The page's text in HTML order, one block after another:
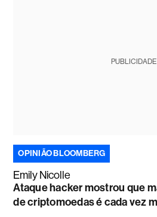
PUBLICIDADE
OPINIÃO BLOOMBERG
Emily Nicolle
Ataque hacker mostrou que
de criptomoedas é cada vez